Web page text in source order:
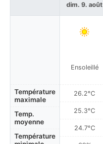
Température
maximale
Temp.
moyenne
Température
dim. 9. août
Ensoleillé
26.2°C
25.3°C
24.7°C